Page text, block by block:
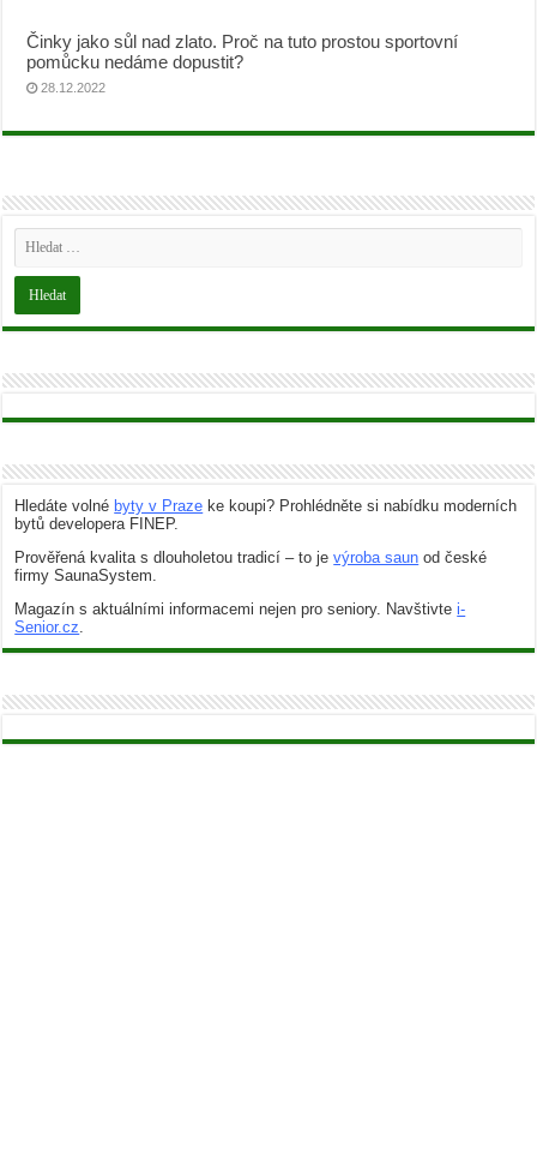
Činky jako sůl nad zlato. Proč na tuto prostou sportovní
pomůcku nedáme dopustit?
28.12.2022
Hledáte volné byty v Praze ke koupi? Prohlédněte si nabídku moderních
bytů developera FINEP.
Prověřená kvalita s dlouholetou tradicí – to jevýroba saun od české
firmy SaunaSystem.
Magazín s aktuálními informacemi nejen pro seniory. Navštivtei-
Senior.cz.